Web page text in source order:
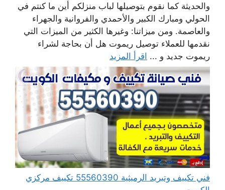
والحديثة كما نقوم بتوصيلها لباب منزلكم أين ما كنتم في
الحولي ومبارك الكبير والأحمدي والفروانية والجهراء
والعاصمة. ومن ميزاتنا: وغيرها الكثير من الميزات التي
نقدمها للعملاء توصيل ريموت هل أن بحاجة لشراء
ريموت جديد و ... اقرأ المزيد
فني تكييف وتبريد الرميثية 55560390 تكييف مركزي